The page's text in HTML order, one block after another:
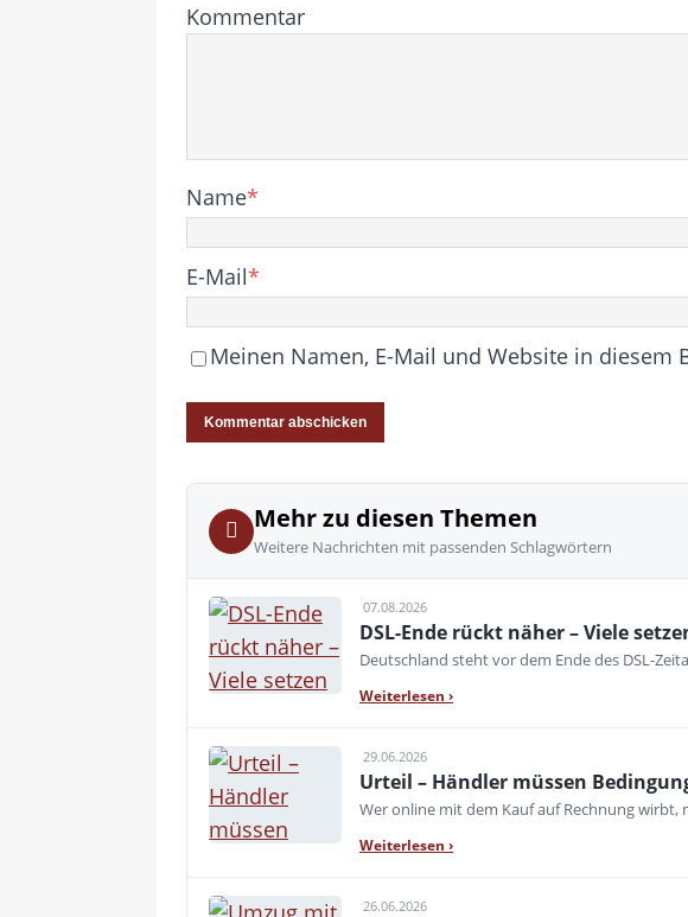
Kommentar
Name*
E-Mail*
Meinen Namen, E-Mail und Website in
Mehr zu diesen Themen
Weitere Nachrichten mit passenden Schlagwörtern
07.08.2026
DSL-Ende rückt näher – Viele
Deutschland steht vor dem Ende des DSL-
Weiterlesen ›
29.06.2026
Urteil – Händler müssen
Wer online mit dem Kauf auf Rechnung
Weiterlesen ›
26.06.2026